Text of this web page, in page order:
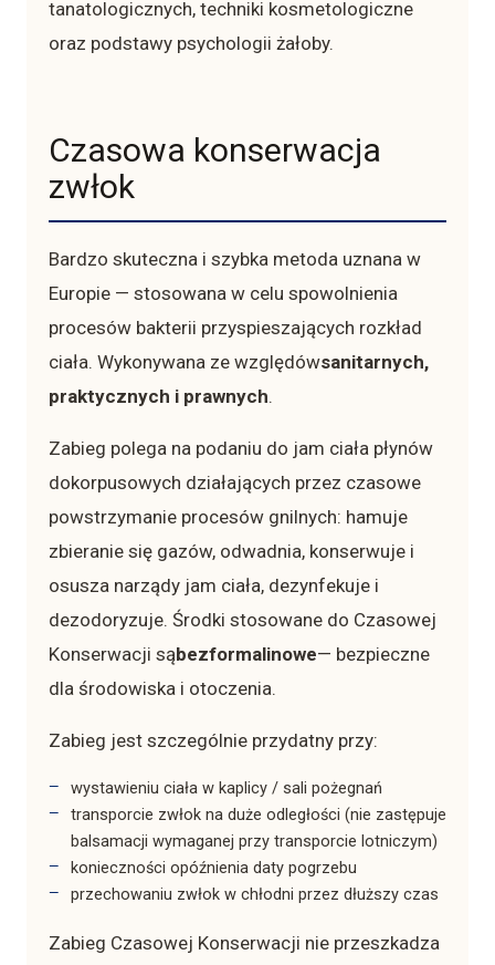
tanatologicznych, techniki kosmetologiczne
oraz podstawy psychologii żałoby.
Czasowa konserwacja
zwłok
Bardzo skuteczna i szybka metoda uznana w
Europie — stosowana w celu spowolnienia
procesów bakterii przyspieszających rozkład
ciała. Wykonywana ze względówsanitarnych,
praktycznych i prawnych.
Zabieg polega na podaniu do jam ciała płynów
dokorpusowych działających przez czasowe
powstrzymanie procesów gnilnych: hamuje
zbieranie się gazów, odwadnia, konserwuje i
osusza narządy jam ciała, dezynfekuje i
dezodoryzuje. Środki stosowane do Czasowej
Konserwacji sąbezformalinowe— bezpieczne
dla środowiska i otoczenia.
Zabieg jest szczególnie przydatny przy:
wystawieniu ciała w kaplicy / sali pożegnań
transporcie zwłok na duże odległości (nie zastępuje
balsamacji wymaganej przy transporcie lotniczym)
konieczności opóźnienia daty pogrzebu
przechowaniu zwłok w chłodni przez dłuższy czas
Zabieg Czasowej Konserwacji nie przeszkadza